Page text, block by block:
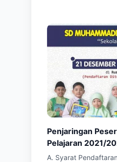
Penjaringan
Pelajaran 2021/
Terpadu
A. Syarat